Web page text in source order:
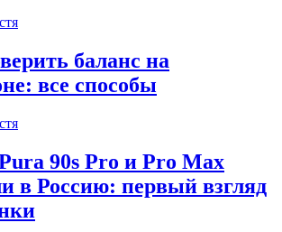
баланс на
все способы
90s Pro и Pro Max
в Россию: первый взгляд